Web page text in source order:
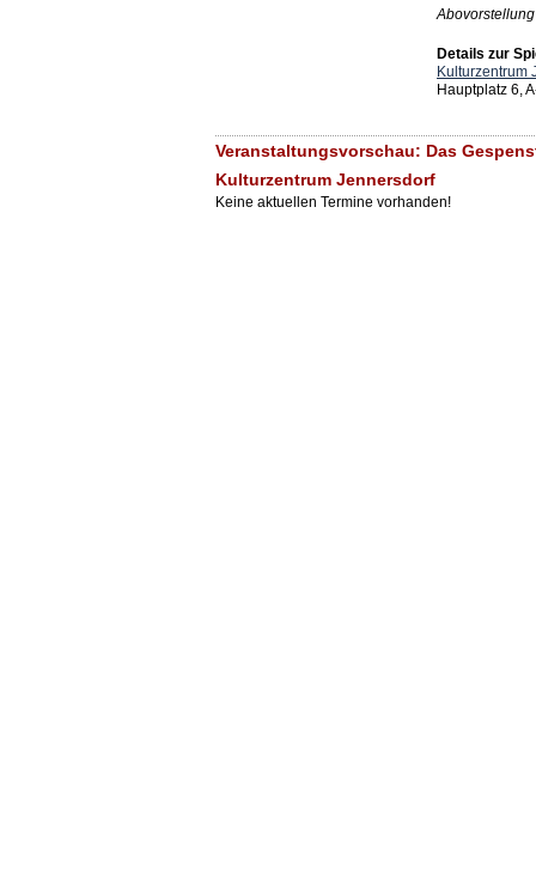
Details zur
Kulturzentrum
Hauptplatz 6,
Veranstaltungsvorschau: Das
Kulturzentrum Jennersdorf
Keine aktuellen Termine vorhanden!